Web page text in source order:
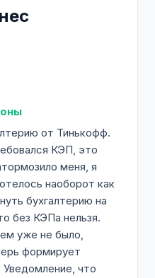
от Тинькофф.
КЭП, это
меня, я
наоборот как
бухгалтерию на
без КЭПа нельзя.
уже не было,
формирует
Уведомление, что